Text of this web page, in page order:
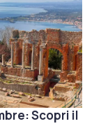
Scopri il